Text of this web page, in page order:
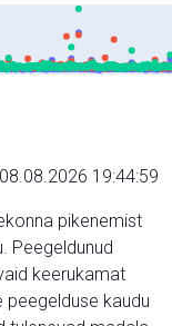
19:44:59
pikenemist
Peegeldunud
keerukamat
kaudu